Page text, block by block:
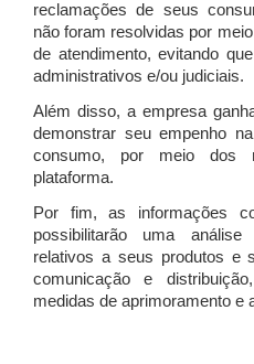
reclamações de seus
não foram resolvidas por
de atendimento, evitando
administrativos e/ou judiciais.
Além disso, a empresa
demonstrar seu empenho
consumo, por meio dos
plataforma.
Por fim, as informações
possibilitarão uma
relativos a seus produtos e
comunicação e
medidas de aprimoramento e